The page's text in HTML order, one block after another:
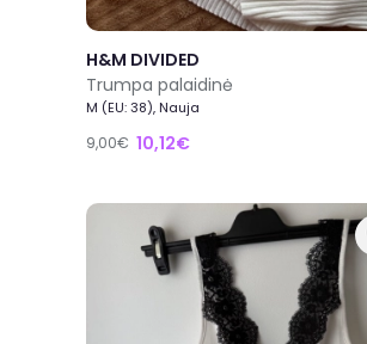
H&M DIVIDED
Trumpa palaidinė
M (EU: 38), Nauja
9,00€ 10,12€